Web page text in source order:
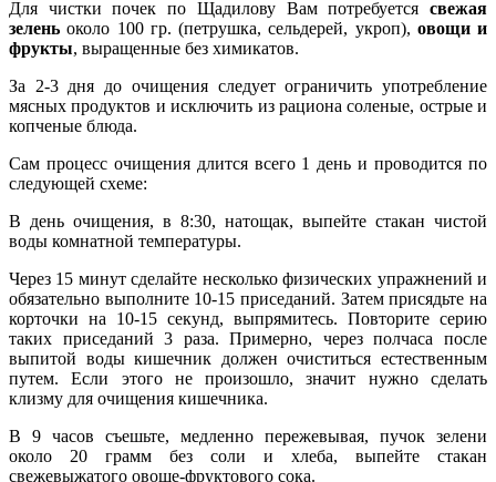
Для чистки почек по Щадилову Вам потребуется свежая
зелень около 100 гр. (петрушка, сельдерей, укроп), овощи и
фрукты, выращенные без химикатов.
За 2-3 дня до очищения следует ограничить употребление
мясных продуктов и исключить из рациона соленые, острые и
копченые блюда.
Сам процесс очищения длится всего 1 день и проводится по
следующей схеме:
В день очищения, в 8:30, натощак, выпейте стакан чистой
воды комнатной температуры.
Через 15 минут сделайте несколько физических упражнений и
обязательно выполните 10-15 приседаний. Затем присядьте на
корточки на 10-15 секунд, выпрямитесь. Повторите серию
таких приседаний 3 раза. Примерно, через полчаса после
выпитой воды кишечник должен очиститься естественным
путем. Если этого не произошло, значит нужно сделать
клизму для очищения кишечника.
В 9 часов съешьте, медленно пережевывая, пучок зелени
около 20 грамм без соли и хлеба, выпейте стакан
свежевыжатого овоще-фруктового сока.